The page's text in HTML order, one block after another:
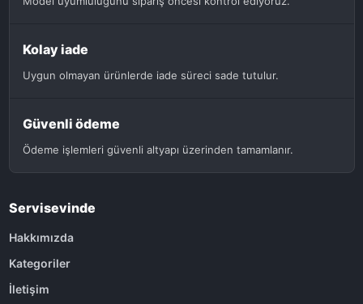
Kolay iade
Uygun olmayan ürünlerde iade süreci sade tutulur.
Güvenli ödeme
Ödeme işlemleri güvenli altyapı üzerinden tamamlanır.
Servisevinde
Hakkımızda
Kategoriler
İletişim